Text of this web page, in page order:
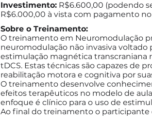
Investimento: R$6.600,00 (podendo
R$6.000,00 à vista com pagamento no
Sobre o Treinamento:
O treinamento em Neuromodulação
neuromodulação não invasiva voltado
estimulação magnética transcraniana
tDCS. Estas técnicas são capazes de
reabilitação motora e cognitiva por
O treinamento desenvolve
efeitos terapêuticos no modelo de
enfoque é clínico para o uso de
Ao final do treinamento o participante